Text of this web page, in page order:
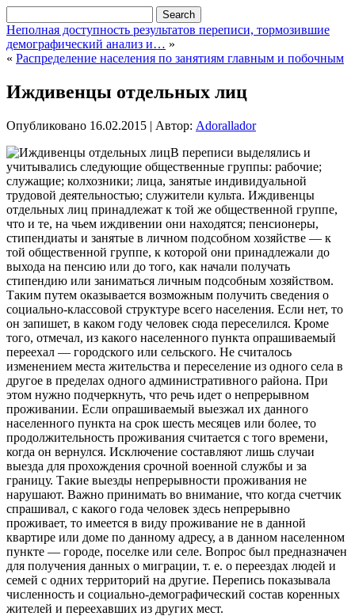
Неполная доступность результатов переписи, тормозившие
демографический анализ и… »
« Распределение населения по занятиям главным и побочным
Иждивенцы отдельных лиц
Опубликовано 16.02.2015 | Автор: Adorallador
В переписи выделялись и
учитывались следующие общественные группы: рабочие;
служащие; колхозники; лица, занятые индивидуальной
трудовой деятельностью; служители культа. Иждивенцы
отдельных лиц принадлежат к той же общественной группе,
что и те, на чьем иждивении они находятся; пенсионеры,
стипендиаты и занятые в личном подсобном хозяйстве — к
той общественной группе, к которой они принадлежали до
выхода на пенсию или до того, как начали получать
стипендию или заниматься личным подсобным хозяйством.
Таким путем оказывается возможным получить сведения о
социально-классовой структуре всего населения. Если нет, то
он запишет, в каком году человек сюда переселился. Кроме
того, отмечал, из какого населенного пункта опрашиваемый
переехал — городского или сельского. Не считалось
изменением места жительства и переселение из одного села в
другое в пределах одного административного района. При
этом нужно подчеркнуть, что речь идет о непрерывном
проживании. Если опрашиваемый выезжал их данного
населенного пункта на срок шесть месяцев или более, то
продолжительность проживания считается с того времени,
когда он вернулся. Исключение составляют лишь случаи
выезда для прохождения срочной военной службы и за
границу. Такие выезды непрерывности проживания не
нарушают. Важно принимать во внимание, что когда счетчик
спрашивал, с какого года человек здесь непрерывно
проживает, то имеется в виду проживание не в данной
квартире или доме по данному адресу, а в данном населенном
пункте — городе, поселке или селе. Вопрос был предназначен
для получения данных о миграции, т. е. о переездах людей и
семей с одних территорий на другие. Перепись показывала
численность и социально-демографический состав коренных
жителей и переехавших из других мест.